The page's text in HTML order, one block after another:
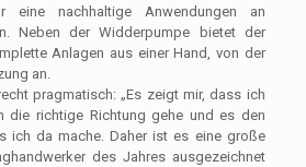
nachhaltige Anwendungen an
Neben der Widderpumpe bietet der
Anlagen aus einer Hand, von der
an.
pragmatisch: „Es zeigt mir, dass ich
die richtige Richtung gehe und es den
ich da mache. Daher ist es eine große
des Jahres ausgezeichnet